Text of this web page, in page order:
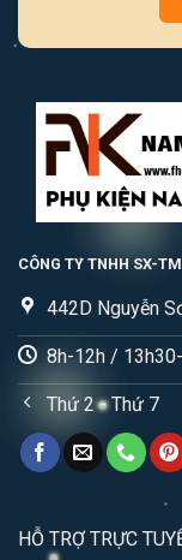
CÔNG TY TNHH SX-
442D Nguyễn
8h-12h /
Thứ 2 - Thứ 7
HỖ TRỢ TRỰC